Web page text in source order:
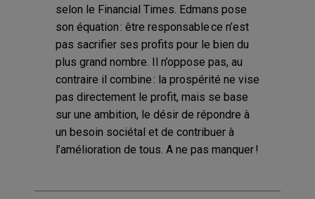
selon le Financial Times. Edmans pose
son équation : être responsable ce n’est
pas sacrifier ses profits pour le bien du
plus grand nombre. Il n’oppose pas, au
contraire il combine : la prospérité ne vise
pas directement le profit, mais se base
sur une ambition, le désir de répondre à
un besoin sociétal et de contribuer à
l’amélioration de tous. A ne pas manquer !